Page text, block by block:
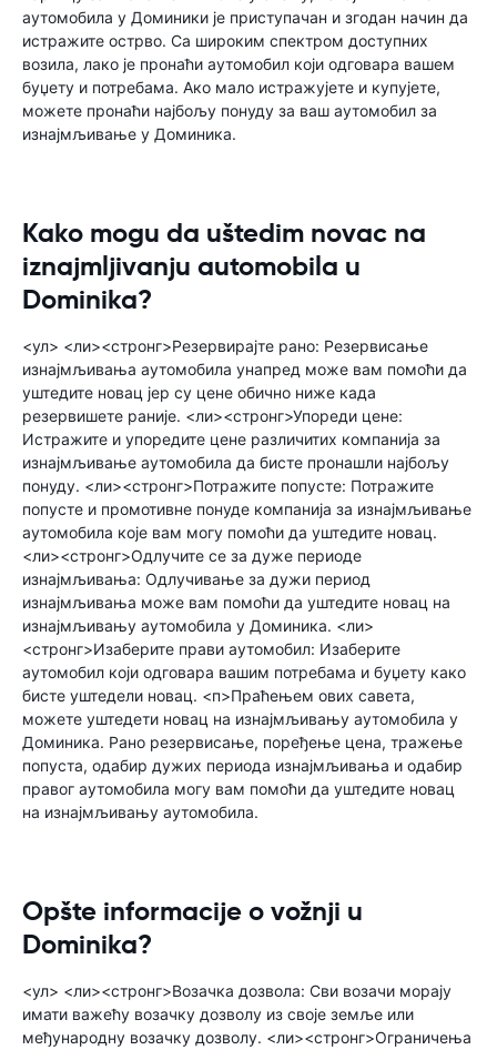
аутомобила у Доминики је приступачан и згодан начин да
истражите острво. Са широким спектром доступних
возила, лако је пронаћи аутомобил који одговара вашем
буџету и потребама. Ако мало истражујете и купујете,
можете пронаћи најбољу понуду за ваш аутомобил за
изнајмљивање у Доминика.
Kako mogu da uštedim novac na
iznajmljivanju automobila u
Dominika?
<ул> <ли><стронг>Резервирајте рано: Резервисање
изнајмљивања аутомобила унапред може вам помоћи да
уштедите новац јер су цене обично ниже када
резервишете раније. <ли><стронг>Упореди цене:
Истражите и упоредите цене различитих компанија за
изнајмљивање аутомобила да бисте пронашли најбољу
понуду. <ли><стронг>Потражите попусте: Потражите
попусте и промотивне понуде компанија за изнајмљивање
аутомобила које вам могу помоћи да уштедите новац.
<ли><стронг>Одлучите се за дуже периоде
изнајмљивања: Одлучивање за дужи период
изнајмљивања може вам помоћи да уштедите новац на
изнајмљивању аутомобила у Доминика. <ли>
<стронг>Изаберите прави аутомобил: Изаберите
аутомобил који одговара вашим потребама и буџету како
бисте уштедели новац. <п>Праћењем ових савета,
можете уштедети новац на изнајмљивању аутомобила у
Доминика. Рано резервисање, поређење цена, тражење
попуста, одабир дужих периода изнајмљивања и одабир
правог аутомобила могу вам помоћи да уштедите новац
на изнајмљивању аутомобила.
Opšte informacije o vožnji u
Dominika?
<ул> <ли><стронг>Возачка дозвола: Сви возачи морају
имати важећу возачку дозволу из своје земље или
међународну возачку дозволу. <ли><стронг>Ограничења